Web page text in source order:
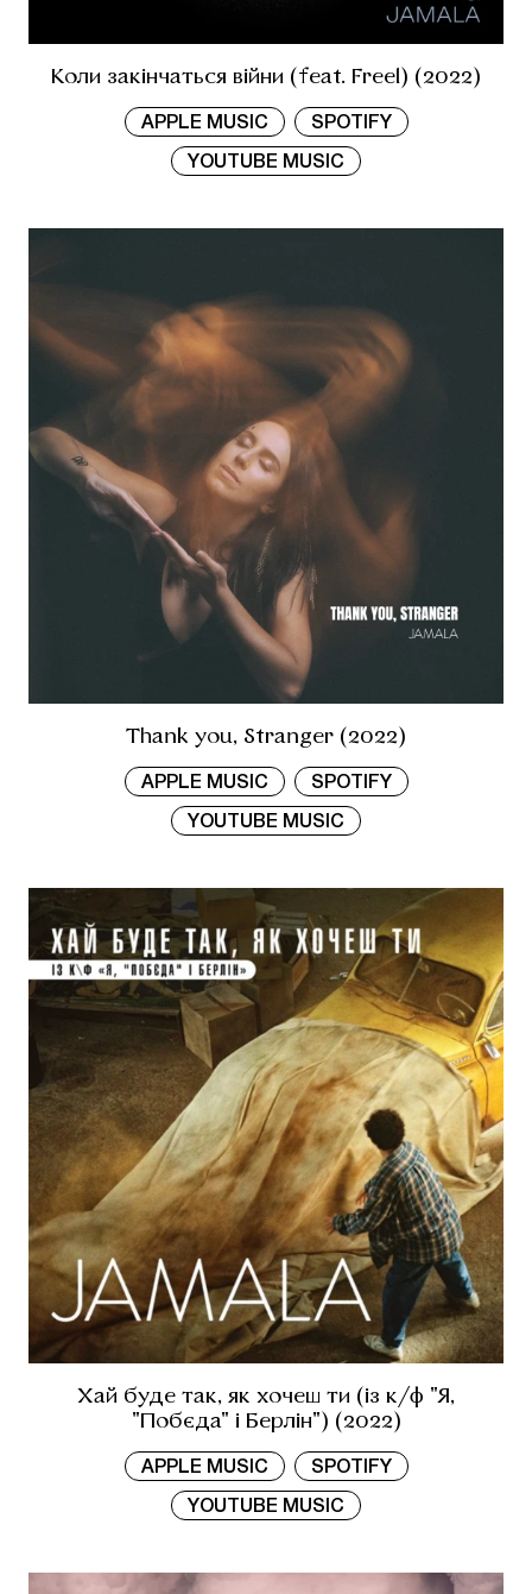
Коли закінчаться війни (feat. Freel) (2022)
APPLE MUSIC SPOTIFY
YOUTUBE MUSIC
Thank you, Stranger (2022)
APPLE MUSIC SPOTIFY
YOUTUBE MUSIC
Хай буде так, як хочеш ти (із к/ф "Я,
"Побєда" і Берлін") (2022)
APPLE MUSIC SPOTIFY
YOUTUBE MUSIC